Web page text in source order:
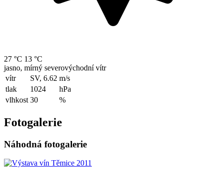
27 °C 13 °C
jasno, mírný severovýchodní vítr
vítr
SV, 6.62 m/s
tlak
1024
hPa
vlhkost 30 %
Fotogalerie
Náhodná fotogalerie